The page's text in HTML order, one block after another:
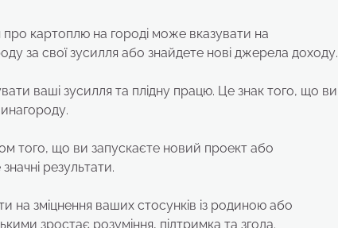
картоплю на городі може вказувати на
за свої зусилля або знайдете нові джерела доходу.
ваші зусилля та плідну працю. Це знак того, що ви
того, що ви запускаєте новий проект або
результати.
на зміцнення ваших стосунків із родиною або
зростає розуміння, підтримка та згода.